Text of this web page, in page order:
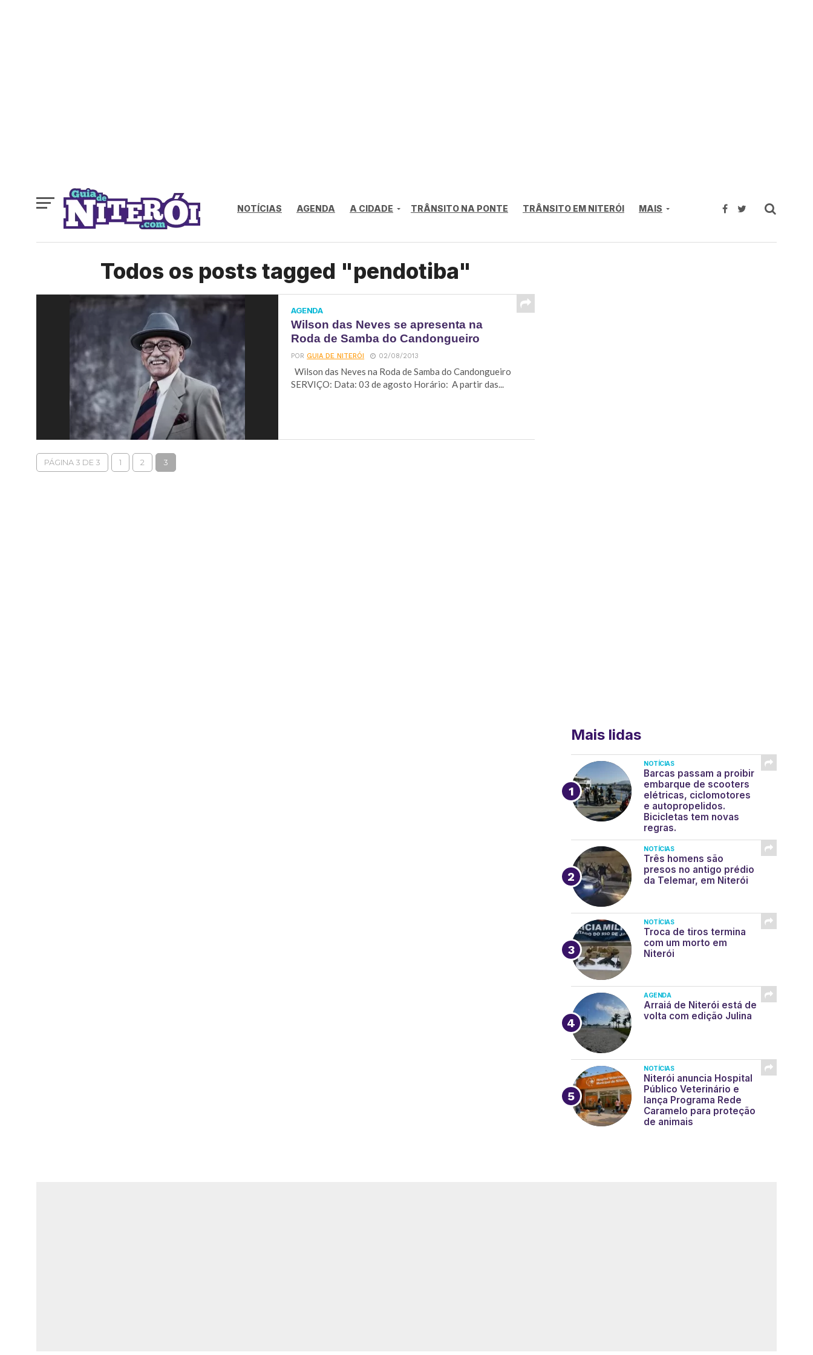
NOTÍCIAS AGENDA A CIDADE TRÂNSITO NA PONTE TRÂNSITO EM NITERÓI MAIS
Todos os posts tagged "pendotiba"
AGENDA
Wilson das Neves se apresenta na
Roda de Samba do Candongueiro
PORGUIA DE NITERÓI 02/08/2013
Wilson das Neves na Roda de Samba do Candongueiro
SERVIÇO: Data: 03 de agosto Horário: A partir das...
PÁGINA 3 DE 3 1 2 3
Mais lidas
NOTÍCIAS
Barcas passam a proibir
embarque de scooters
elétricas, ciclomotores
e autopropelidos.
Bicicletas tem novas
regras.
NOTÍCIAS
Três homens são
presos no antigo prédio
da Telemar, em Niterói
NOTÍCIAS
Troca de tiros termina
com um morto em
Niterói
AGENDA
Arraiá de Niterói está de
volta com edição Julina
NOTÍCIAS
Niterói anuncia Hospital
Público Veterinário e
lança Programa Rede
Caramelo para proteção
de animais